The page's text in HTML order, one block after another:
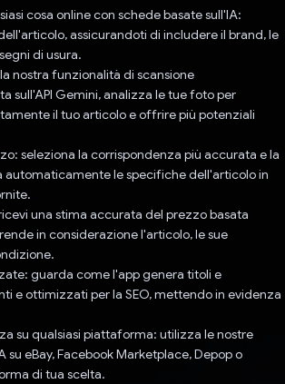
cosa online con schede basate sull'IA:
assicurandoti di includere il brand, le
di usura.
nostra funzionalità di scansione
sull'API Gemini, analizza le tue foto per
il tuo articolo e offrire più potenziali
seleziona la corrispondenza più accurata e la
automaticamente le specifiche dell'articolo in
una stima accurata del prezzo basata
in considerazione l'articolo, le sue
guarda come l'app genera titoli e
e ottimizzati per la SEO, mettendo in evidenza
su qualsiasi piattaforma: utilizza le nostre
su eBay, Facebook Marketplace, Depop o
di tua scelta.